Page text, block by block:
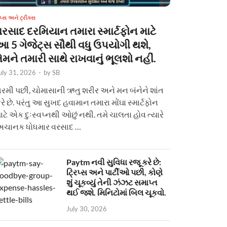
અને ટ્રીક્સ
દરમિયાન તમારા સ્માર્ટફોન માટે
5 ગેજેટ્સ સૌથી વધુ ઉપયોગી થશે,
તમારી સાથે રાખવાનું ભૂલશો નહીં.
31, 2026 - bySB
પછી, ચોમાસાની ઋતુ શરીર અને મન બંનેને શાંત
છે. પરંતુ આ સુખદ હવામાન તમારા મોંઘા સ્માર્ટફોન
એક દુઃસ્વપ્નથી ઓછું નથી. તમે ચાલતા હોવ ત્યારે
ધોધમાર વરસાદ …
Paytm નવી સુવિધા રજૂ કરે છે:
ટ્રિપ્સ અને પાર્ટીઓ પછી, કોણે
શું ચૂકવ્યું તેની ઝંઝટ સમાપ્ત
થઈ જશે. મિનિટોમાં બિલ ચૂકવો.
July 30, 2026